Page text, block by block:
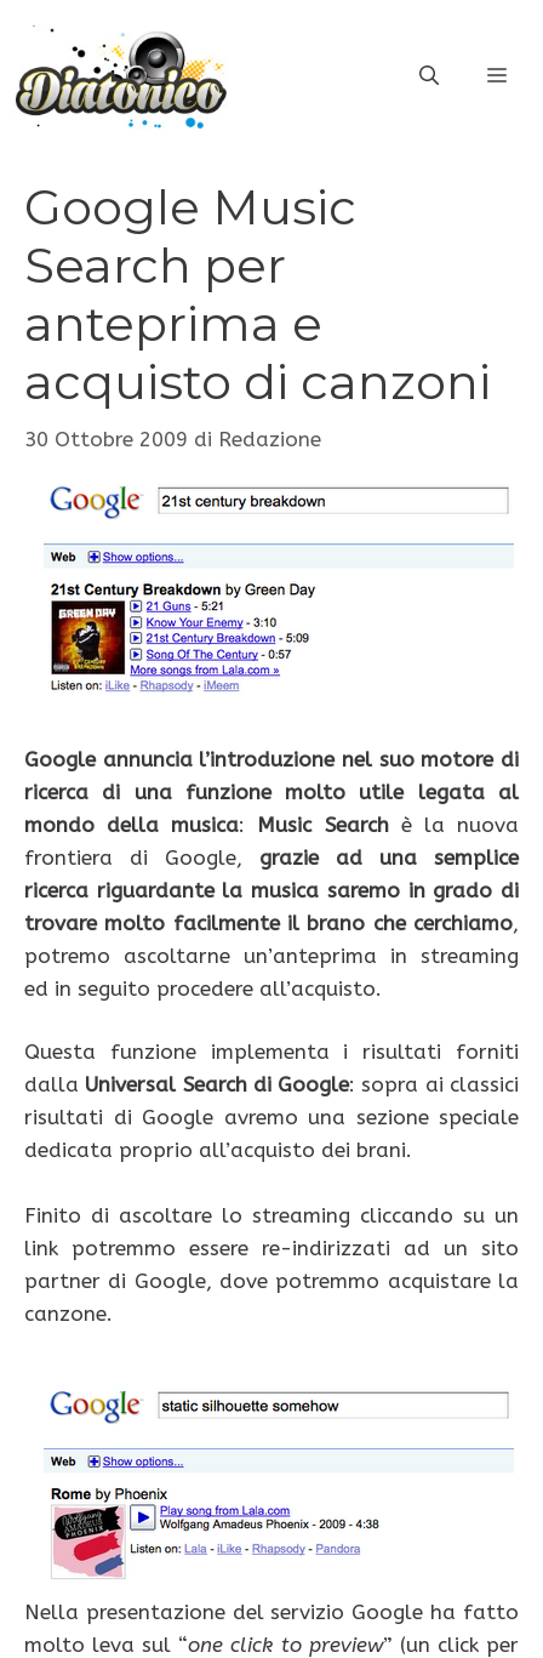
contenuto
Google Music
Search per
anteprima e
acquisto di canzoni
30 Ottobre 2009 di Redazione
Google annuncia l’introduzione nel suo motore di
ricerca di una funzione molto utile legata al
mondo della musica: Music Searchè la nuova
frontiera di Google, grazie ad una semplice
ricerca riguardante la musica saremo in grado di
trovare molto facilmente il brano che cerchiamo,
potremo ascoltarne un’anteprima in streaming
ed in seguito procedere all’acquisto.
Questa funzione implementa i risultati forniti
dalla Universal Search di Google: sopra ai classici
risultati di Google avremo una sezione speciale
dedicata proprio all’acquisto dei brani.
Finito di ascoltare lo streaming cliccando su un
link potremmo essere re-indirizzati ad un sito
partner di Google, dove potremmo acquistare la
canzone.
Nella presentazione del servizio Google ha fatto
molto leva sul “one click to preview” (un click per